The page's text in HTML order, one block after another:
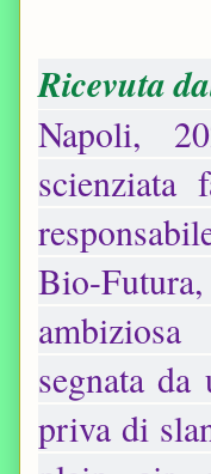
Ricevuta
Napoli,
scienziata
Bio-
segnata
priva di